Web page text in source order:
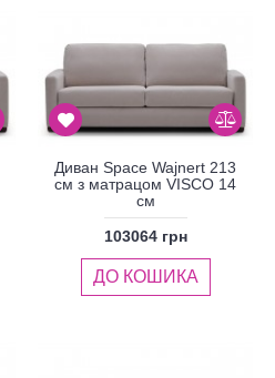
Диван Space Wajnert 213
см з матрацом VISCO 14
см
103064 грн
ДО КОШИКА